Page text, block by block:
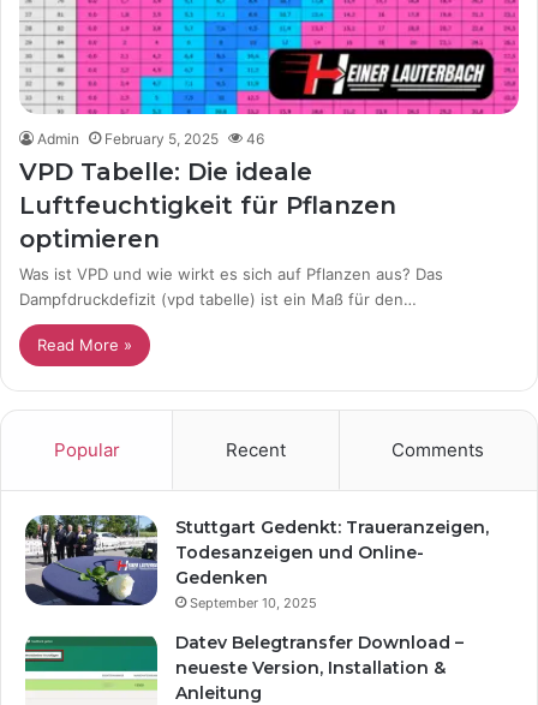
Admin February 5, 2025 46
VPD Tabelle: Die ideale
Luftfeuchtigkeit für Pflanzen
optimieren
Was ist VPD und wie wirkt es sich auf Pflanzen aus? Das
Dampfdruckdefizit (vpd tabelle) ist ein Maß für den…
Read More »
Popular Recent Comments
Stuttgart Gedenkt: Traueranzeigen,
Todesanzeigen und Online-
Gedenken
September 10, 2025
Datev Belegtransfer Download –
neueste Version, Installation &
Anleitung